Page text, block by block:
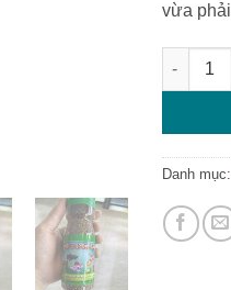
vừa
Thức
Danh mục: